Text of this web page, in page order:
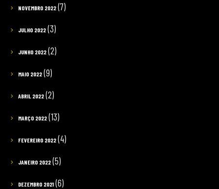
NOVEMBRO 2022(7)
JULHO 2022(3)
JUNHO 2022(2)
MAIO 2022(9)
ABRIL 2022(2)
MARÇO 2022(13)
FEVEREIRO 2022(4)
JANEIRO 2022(5)
DEZEMBRO 2021(6)